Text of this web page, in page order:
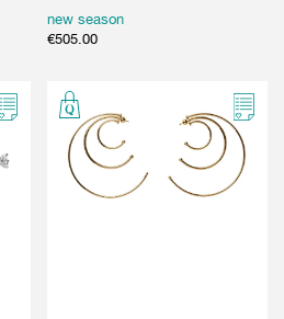
new season
€505.00